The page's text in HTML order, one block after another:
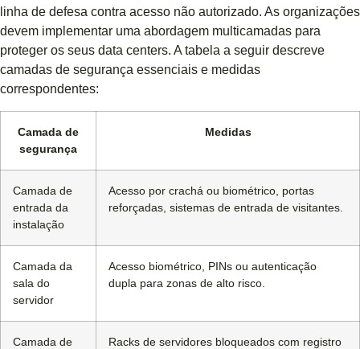
linha de defesa contra acesso não autorizado. As organizações
devem implementar uma abordagem multicamadas para
proteger os seus data centers. A tabela a seguir descreve
camadas de segurança essenciais e medidas
correspondentes:
Camada de
segurança
Medidas
Camada de
entrada da
instalação
Acesso por crachá ou biométrico, portas
reforçadas, sistemas de entrada de visitantes.
Camada da
sala do
servidor
Acesso biométrico, PINs ou autenticação
dupla para zonas de alto risco.
Camada de
Racks de servidores bloqueados com registro